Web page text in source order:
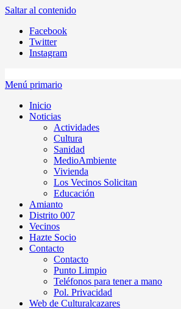
Saltar al contenido
Facebook
Twitter
Instagram
Menú primario
Inicio
Noticias
Actividades
Cultura
Sanidad
MedioAmbiente
Vivienda
Los Vecinos Solicitan
Educación
Amianto
Distrito 007
Vecinos
Hazte Socio
Contacto
Contacto
Punto Limpio
Teléfonos para tener a mano
Pol. Privacidad
Web de Culturalcazares